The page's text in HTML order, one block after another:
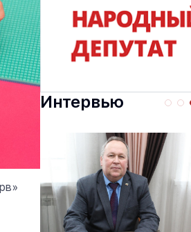
Интервью